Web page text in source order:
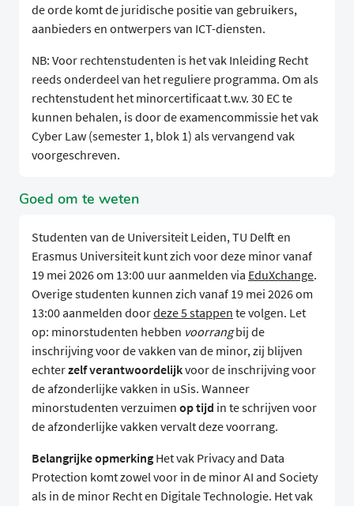
de orde komt de juridische positie van gebruikers,
aanbieders en ontwerpers van ICT-diensten.
NB: Voor rechtenstudenten is het vak Inleiding Recht
reeds onderdeel van het reguliere programma. Om als
rechtenstudent het minorcertificaat t.w.v. 30 EC te
kunnen behalen, is door de examencommissie het vak
Cyber Law (semester 1, blok 1) als vervangend vak
voorgeschreven.
Goed om te weten
Studenten van de Universiteit Leiden, TU Delft en
Erasmus Universiteit kunt zich voor deze minor vanaf
19 mei 2026 om 13:00 uur aanmelden via EduXchange.
Overige studenten kunnen zich vanaf 19 mei 2026 om
13:00 aanmelden doordeze 5 stappen te volgen. Let
op: minorstudenten hebben voorrangbij de
inschrijving voor de vakken van de minor, zij blijven
echterzelf verantwoordelijkvoor de inschrijving voor
de afzonderlijke vakken in uSis. Wanneer
minorstudenten verzuimen op tijd in te schrijven voor
de afzonderlijke vakken vervalt deze voorrang.
Belangrijke opmerking Het vak Privacy and Data
Protection komt zowel voor in de minor AI and Society
als in de minor Recht en Digitale Technologie. Het vak